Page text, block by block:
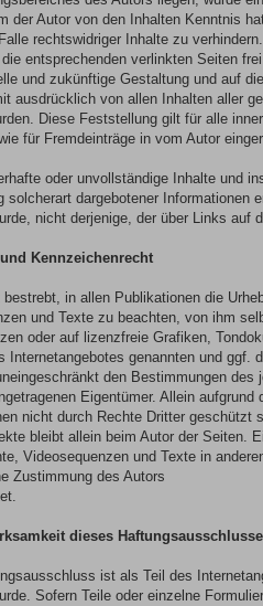
der Autor von den Inhalten Kenntnis
rechtswidriger Inhalte zu
entsprechenden verlinkten Seiten
und zukünftige Gestaltung und auf
ausdrücklich von allen Inhalten aller
Diese Feststellung gilt für alle
für Fremdeinträge in vom Autor
oder unvollständige Inhalte und
solcherart dargebotener Informationen
nicht derjenige, der über Links auf
Kennzeichenrecht
bestrebt, in allen Publikationen die
und Texte zu beachten, von ihm
oder auf lizenzfreie Grafiken,
Internetangebotes genannten und
den Bestimmungen
Eigentümer. Allein
nicht durch Rechte Dritter
bleibt allein beim Autor der Seiten.
Videosequenzen und Texte in
Zustimmung des Autors
dieses
ist als Teil des
Sofern Teile oder einzelne